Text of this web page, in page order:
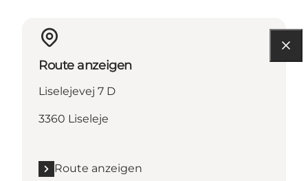
Route anzeigen
Liselejevej 7 D
3360 Liseleje
Route anzeigen